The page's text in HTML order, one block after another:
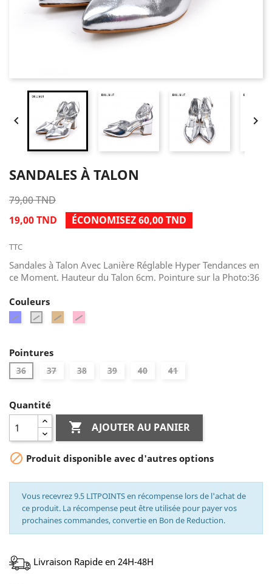
 
SANDALES À TALON
79,00 TND
19,00 TND
ÉCONOMISEZ 60,00 TND
TTC
Sandales à Talon Avec Lanière Réglable Hyper Tendances en
ce Moment. Hauteur du Talon 6cm. Pointure sur la Photo:36
Couleurs
Bleu Argent Cuivre
Pointures
36 37 38 39 40 41
Quantité
 AJOUTER AU PANIER
 Produit disponible avec d'autres options
Vous recevrez 9.5 LITPOINTS en récompense lors de l'achat de
ce produit. La récompense peut être utilisée pour payer vos
prochaines commandes, convertie en Bon de Reduction.
Livraison Rapide en 24H-48H